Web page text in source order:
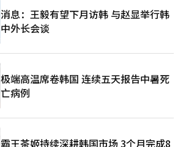
消息：王毅有望下月访韩 与赵显举行韩
中外长会谈
极端高温席卷韩国 连续五天报告中暑死
亡病例
霸王茶姬持续深耕韩国市场 3个月完成8